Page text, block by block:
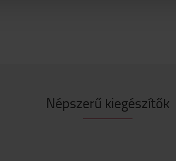
Népszerű kiegészítők